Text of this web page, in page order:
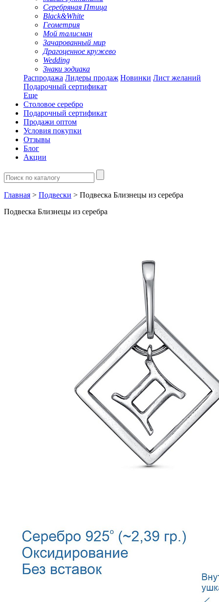
Серебряная Птица
Black&White
Геометрия
Мой талисман
Зачарованный мир
Драгоценное кружево
Wedding
Знаки зодиака
Распродажа Лидеры продаж Новинки Лист желаний
Подарочный сертификат
Еще
Столовое серебро
Подарочный сертификат
Продажи оптом
Условия покупки
Отзывы
Блог
Акции
Главная > Подвески > Подвеска Близнецы из серебра
Подвеска Близнецы из серебра